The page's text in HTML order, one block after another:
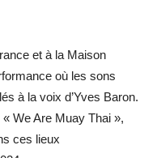
et à la Maison
où les sons
à la voix d’Yves Baron.
We Are Muay Thai »,
ces lieux